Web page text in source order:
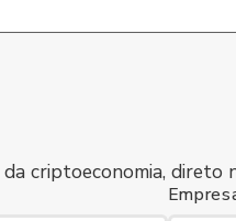
da criptoeconomia, direto